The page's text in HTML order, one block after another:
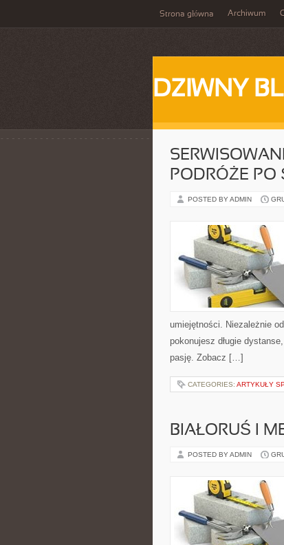
Strona główna Archiwum
DZIWNY
PODRÓŻE PO
POSTED BY ADMIN
umiejętności. Niezależnie
pokonujesz długie
pasję. Zobacz […]
CATEGORIES: ARTYKUŁY
BIAŁORUŚ I
POSTED BY ADMIN